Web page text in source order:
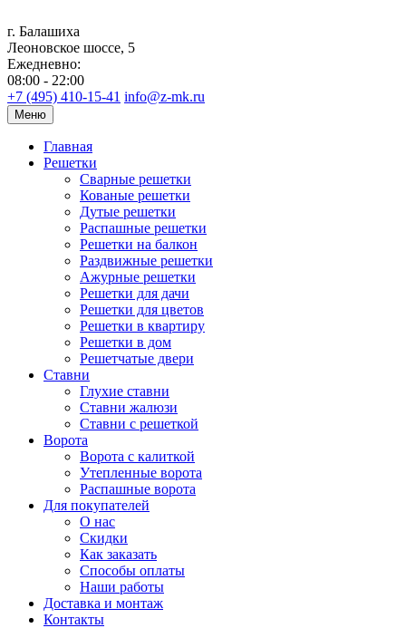
г. Балашиха
Леоновское шоссе, 5
Ежедневно:
08:00 - 22:00
+7 (495) 410-15-41 info@z-mk.ru
Меню
Главная
Решетки
Сварные решетки
Кованые решетки
Дутые решетки
Распашные решетки
Решетки на балкон
Раздвижные решетки
Ажурные решетки
Решетки для дачи
Решетки для цветов
Решетки в квартиру
Решетки в дом
Решетчатые двери
Ставни
Глухие ставни
Ставни жалюзи
Ставни с решеткой
Ворота
Ворота с калиткой
Утепленные ворота
Распашные ворота
Для покупателей
О нас
Скидки
Как заказать
Способы оплаты
Наши работы
Доставка и монтаж
Контакты